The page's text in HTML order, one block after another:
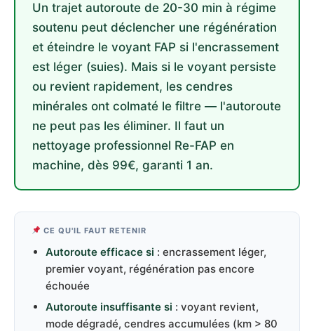
Un trajet autoroute de 20-30 min à régime
soutenu peut déclencher une régénération
et éteindre le voyant FAP si l'encrassement
est léger (suies). Mais si le voyant persiste
ou revient rapidement, les cendres
minérales ont colmaté le filtre — l'autoroute
ne peut pas les éliminer. Il faut un
nettoyage professionnel Re-FAP en
machine, dès 99€, garanti 1 an.
CE QU'IL FAUT RETENIR
Autoroute efficace si : encrassement léger,
premier voyant, régénération pas encore
échouée
Autoroute insuffisante si : voyant revient,
mode dégradé, cendres accumulées (km > 80